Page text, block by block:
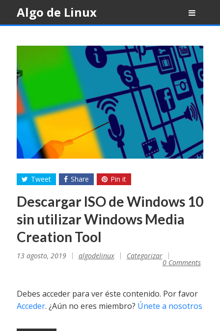
content
Algo de Linux
Tweet Share Pin it
Descargar ISO de Windows 10
sin utilizar Windows Media
Creation Tool
13 agosto, 2019 algodelinux Categorizar
0 Comments
Debes acceder para ver éste contenido. Por favor
Acceder. ¿Aún no eres miembro? Únete a nosotros